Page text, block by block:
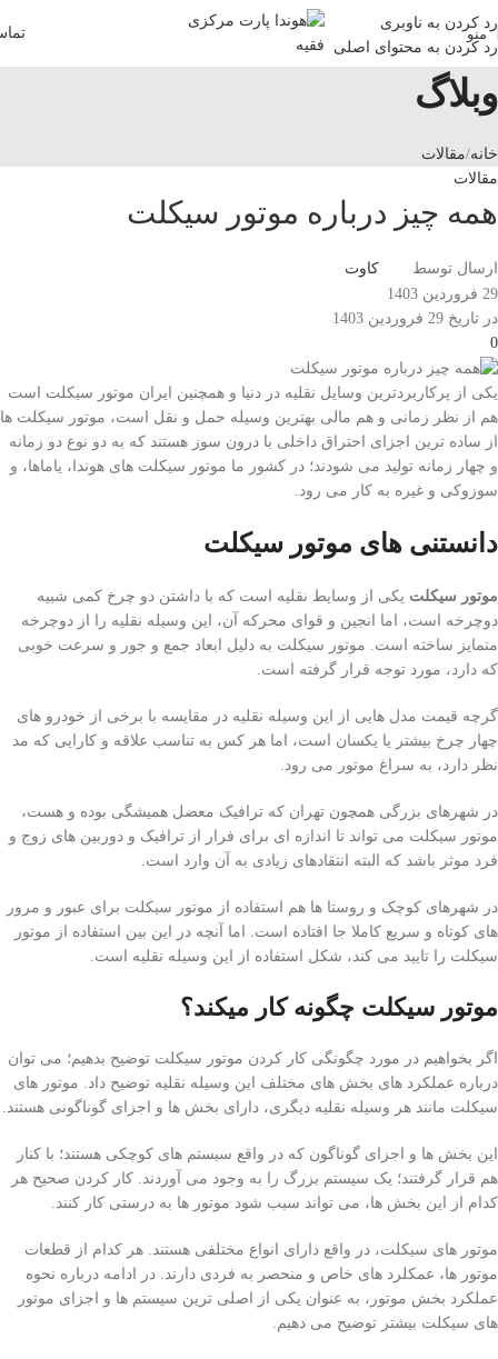
رد کردن به ناوبری
رد کردن به محتوای اصلی
منو
وبلاگ
خانه مقالات
مقالات
همه چیز درباره موتور سیکلت
ارسال توسط
کاوت
29 فروردین 1403
در تاریخ 29 فروردین 1403
0
یکی از پرکاربردترین وسایل نقلیه در دنیا و همچنین ایران موتور سیکلت است
هم از نظر زمانی و هم مالی بهترین وسیله حمل و نقل است، موتور سیکلت ها
از ساده ترین اجزای احتراق داخلی با درون سوز هستند که به دو نوع دو زمانه
و چهار زمانه تولید می شودند؛ در کشور ما موتور سیکلت های هوندا، یاماها، و
سوزوکی و غیره به کار می رود.
دانستنی های موتور سیکلت
موتور سیکلت یکی از وسایط نقلیه است که با داشتن دو چرخ کمی شبیه
دوچرخه است، اما انجین و قوای محرکه آن، این وسیله نقلیه را از دوچرخه
متمایز ساخته است. موتور سیکلت به دلیل ابعاد جمع و جور و سرعت خوبی
که دارد، مورد توجه قرار گرفته است.
گرچه قیمت مدل هایی از این وسیله نقلیه در مقایسه با برخی از خودرو های
چهار چرخ بیشتر یا یکسان است، اما هر کس به تناسب علاقه و کارایی که مد
نظر دارد، به سراغ موتور می رود.
در شهرهای بزرگی همچون تهران که ترافیک معضل همیشگی بوده و هست،
موتور سیکلت می تواند تا اندازه ای برای فرار از ترافیک و دوربین های زوج و
فرد موثر باشد که البته انتقادهای زیادی به آن وارد است.
در شهرهای کوچک و روستا ها هم استفاده از موتور سیکلت برای عبور و مرور
های کوتاه و سریع کاملا جا افتاده است. اما آنچه در این بین استفاده از موتور
سیکلت را تایید می کند، شکل استفاده از این وسیله نقلیه است.
موتور سیکلت چگونه کار میکند؟
اگر بخواهیم در مورد چگونگی کار کردن موتور سیکلت توضیح بدهیم؛ می توان
درباره عملکرد های بخش های مختلف این وسیله نقلیه توضیح داد. موتور های
سیکلت مانند هر وسیله نقلیه دیگری، دارای بخش ها و اجزای گوناگونی هستند.
این بخش ها و اجزای گوناگون که در واقع سیستم های کوچکی هستند؛ با کنار
هم قرار گرفتند؛ یک سیستم بزرگ را به وجود می آوردند. کار کردن صحیح هر
کدام از این بخش ها، می تواند سبب شود موتور ها به درستی کار کنند.
موتور های سیکلت، در واقع دارای انواع مختلفی هستند. هر کدام از قطعات
موتور ها، عمکلرد های خاص و منحصر به فردی دارند. در ادامه درباره نحوه
عملکرد بخش موتور، به عنوان یکی از اصلی ترین سیستم ها و اجزای موتور
های سیکلت بیشتر توضیح می دهیم.